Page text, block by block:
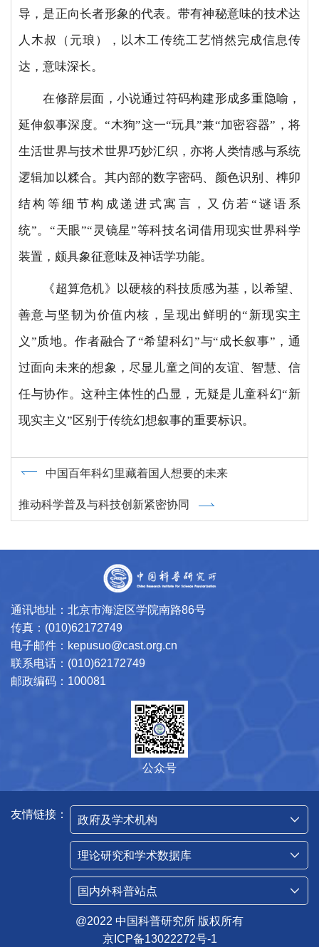
导，是正向长者形象的代表。带有神秘意味的技术达
人木叔（元琅），以木工传统工艺悄然完成信息传
达，意味深长。
在修辞层面，小说通过符码构建形成多重隐喻，
延伸叙事深度。“木狗”这一“玩具”兼“加密容器”，将
生活世界与技术世界巧妙汇织，亦将人类情感与系统
逻辑加以糅合。其内部的数字密码、颜色识别、榫卯
结构等细节构成递进式寓言，又仿若“谜语系
统”。“天眼”“灵镜星”等科技名词借用现实世界科学
装置，颇具象征意味及神话学功能。
《超算危机》以硬核的科技质感为基，以希望、
善意与坚韧为价值内核，呈现出鲜明的“新现实主
义”质地。作者融合了“希望科幻”与“成长叙事”，通
过面向未来的想象，尽显儿童之间的友谊、智慧、信
任与协作。这种主体性的凸显，无疑是儿童科幻“新
现实主义”区别于传统幻想叙事的重要标识。
中国百年科幻里藏着国人想要的未来
推动科学普及与科技创新紧密协同
通讯地址：北京市海淀区学院南路86号
传真：(010)62172749
电子邮件：kepusuo@cast.org.cn
联系电话：(010)62172749
邮政编码：100081
公众号
友情链接： 政府及学术机构
理论研究和学术数据库
国内外科普站点
@2022 中国科普研究所 版权所有
京ICP备13022272号-1